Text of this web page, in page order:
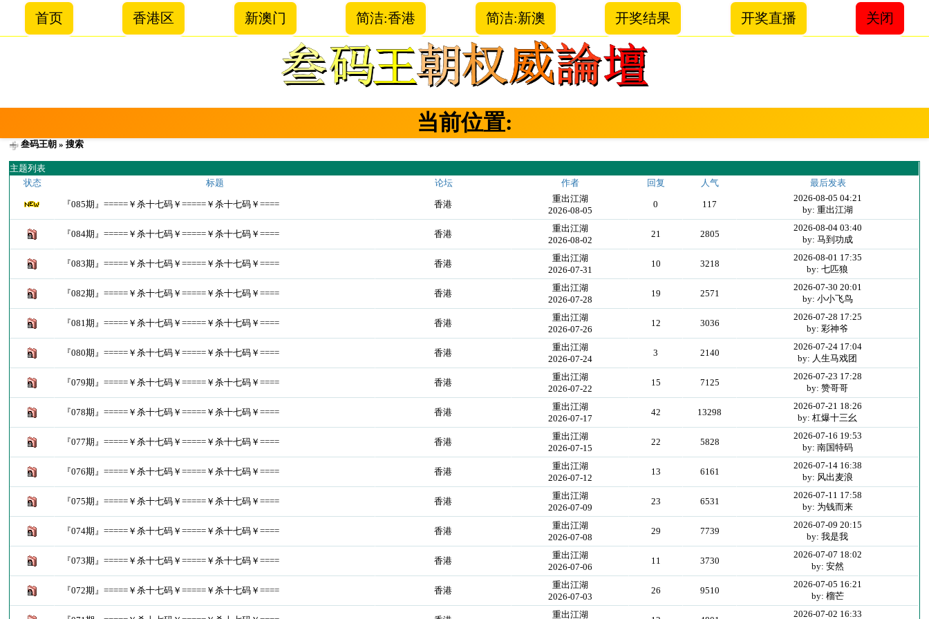
首页 香港区 新澳门 简洁:香港 简洁:新澳 开奖结果 开奖直播 关闭
当前位置:
叁码王朝 » 搜索
主题列表
状态
标题 论坛 作者 回复 人气 最后发表
『085期』=====￥杀十七码￥=====￥杀十七码￥==== 香港
重出江湖
2026-08-05
0 117
2026-08-05 04:21
by: 重出江湖
『084期』=====￥杀十七码￥=====￥杀十七码￥==== 香港
重出江湖
2026-08-02
21 2805
2026-08-04 03:40
by: 马到功成
『083期』=====￥杀十七码￥=====￥杀十七码￥==== 香港
重出江湖
2026-07-31
10 3218
2026-08-01 17:35
by: 七匹狼
『082期』=====￥杀十七码￥=====￥杀十七码￥==== 香港
重出江湖
2026-07-28
19 2571
2026-07-30 20:01
by: 小小飞鸟
『081期』=====￥杀十七码￥=====￥杀十七码￥==== 香港
重出江湖
2026-07-26
12 3036
2026-07-28 17:25
by: 彩神爷
『080期』=====￥杀十七码￥=====￥杀十七码￥==== 香港
重出江湖
2026-07-24
3 2140
2026-07-24 17:04
by: 人生马戏团
『079期』=====￥杀十七码￥=====￥杀十七码￥==== 香港
重出江湖
2026-07-22
15 7125
2026-07-23 17:28
by: 赞哥哥
『078期』=====￥杀十七码￥=====￥杀十七码￥==== 香港
重出江湖
2026-07-17
42 13298
2026-07-21 18:26
by: 杠爆十三幺
『077期』=====￥杀十七码￥=====￥杀十七码￥==== 香港
重出江湖
2026-07-15
22 5828
2026-07-16 19:53
by: 南国特码
『076期』=====￥杀十七码￥=====￥杀十七码￥==== 香港
重出江湖
2026-07-12
13 6161
2026-07-14 16:38
by: 风出麦浪
『075期』=====￥杀十七码￥=====￥杀十七码￥==== 香港
重出江湖
2026-07-09
23 6531
2026-07-11 17:58
by: 为钱而来
『074期』=====￥杀十七码￥=====￥杀十七码￥==== 香港
重出江湖
2026-07-08
29 7739
2026-07-09 20:15
by: 我是我
『073期』=====￥杀十七码￥=====￥杀十七码￥==== 香港
重出江湖
2026-07-06
11 3730
2026-07-07 18:02
by: 安然
『072期』=====￥杀十七码￥=====￥杀十七码￥==== 香港
重出江湖
2026-07-03
26 9510
2026-07-05 16:21
by: 榴芒
重出江湖 2026-07-02 16:33